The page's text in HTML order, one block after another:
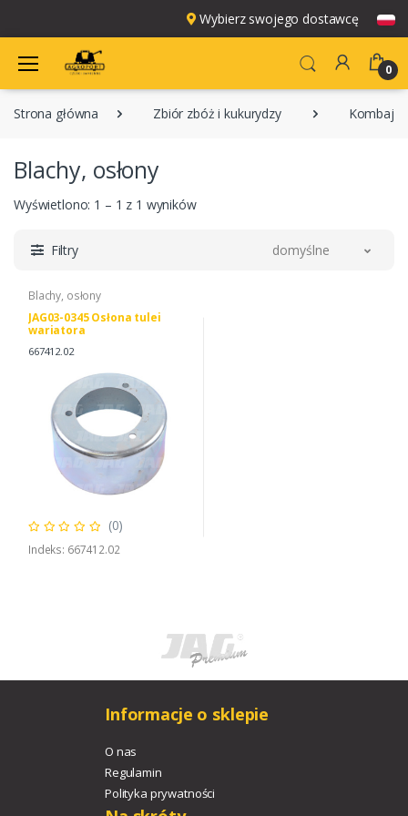
Wybierz swojego dostawcę
0
Strona główna Zbiór zbóż i kukurydzy
Blachy, osłony
Wyświetlono: 1 – 1 z 1 wyników
Filtry domyślne
Blachy, osłony
JAG03-0345 Osłona tulei
wariatora
667412.02
(0)
Indeks: 667412.02
Informacje o sklepie
O nas
Regulamin
Polityka prywatności